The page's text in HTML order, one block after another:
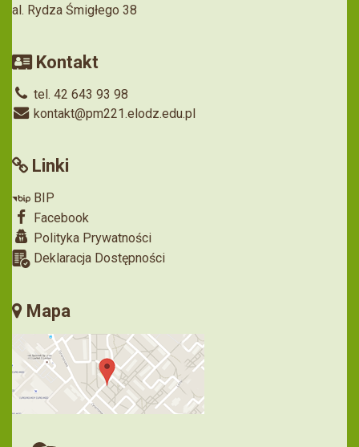
al. Rydza Śmigłego 38
Kontakt
tel. 42 643 93 98
kontakt@pm221.elodz.edu.pl
Linki
BIP
Facebook
Polityka Prywatności
Deklaracja Dostępności
Mapa